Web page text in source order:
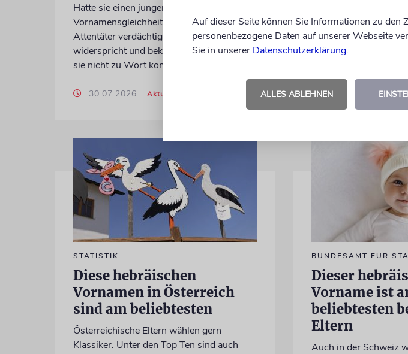
Hatte sie einen jungen Mann wegen einer
Vornamensgleichheit zu Unrecht als CSD-
Attentäter verdächtigt? Preisler
widerspricht und beklagt, die Zeitung habe
sie nicht zu Wort kommen lassen
30.07.2026 Aktualisiert
getreten. Kurz vor
Netanjahu deutet
Differenzen nicht
28.07.2026
STATISTIK
Diese hebräischen
Vornamen in Österreich
sind am beliebtesten
Österreichische Eltern wählen gern
Klassiker. Unter den Top Ten sind auch
BUNDESAMT FÜR
Dieser
Vorname ist
beliebtesten
Eltern
Auch in der Schweiz
Auf dieser Seite können Sie Informationen zu den
personenbezogene Daten auf unserer Webseite
Sie in unserer Datenschutzerklärung.
ALLES ABLEHNEN